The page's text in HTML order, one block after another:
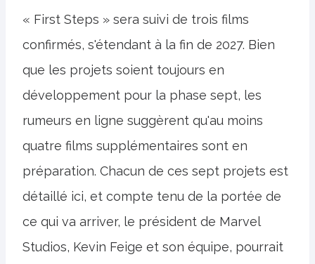
« First Steps » sera suivi de trois films
confirmés, s'étendant à la fin de 2027. Bien
que les projets soient toujours en
développement pour la phase sept, les
rumeurs en ligne suggèrent qu'au moins
quatre films supplémentaires sont en
préparation. Chacun de ces sept projets est
détaillé ici, et compte tenu de la portée de
ce qui va arriver, le président de Marvel
Studios, Kevin Feige et son équipe, pourrait